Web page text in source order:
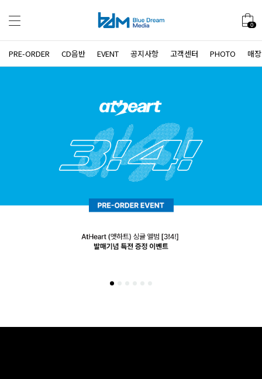
0
PRE-ORDER CD음반 EVENT 공지사항 고객센터 PHOTO 매